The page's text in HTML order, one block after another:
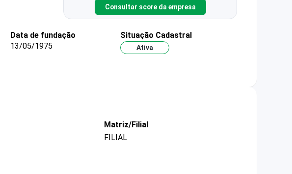
Consultar score da empresa
Data de fundação
13/05/1975
Situação Cadastral
Ativa
Matriz/Filial
FILIAL